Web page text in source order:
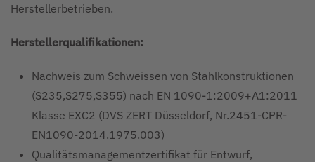
Herstellerbetrieben.
Herstellerqualifikationen:
Nachweis zum Schweissen von Stahlkonstruktionen
(S235,S275,S355) nach EN 1090-1:2009+A1:2011
Klasse EXC2 (DVS ZERT Düsseldorf, Nr.2451-CPR-
EN1090-2014.1975.003)
Qualitätsmanagementzertifikat für Entwurf,